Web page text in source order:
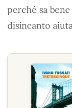
perché sa
disincanto